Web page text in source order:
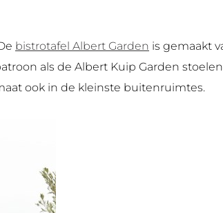
bistrotafel Albert Garden is gemaakt
als de Albert Kuip Garden
ook in de kleinste buitenruimtes.